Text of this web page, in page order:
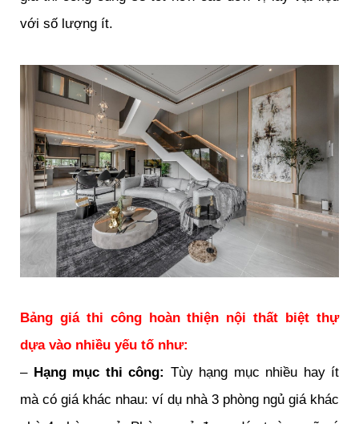
với số lượng ít.
Bảng giá thi công hoàn thiện nội thất biệt thự
dựa vào nhiều yếu tố như:
– Hạng mục thi công: Tùy hạng mục nhiều hay ít
mà có giá khác nhau: ví dụ nhà 3 phòng ngủ giá khác